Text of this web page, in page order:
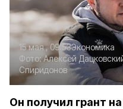
15 мая , 09:53Экономика
Фото:Алексей
Спиридонов
Он получил грант